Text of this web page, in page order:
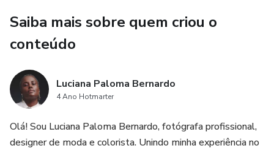
Saiba mais sobre quem criou o
conteúdo
Luciana Paloma Bernardo
4 Ano Hotmarter
Olá! Sou Luciana Paloma Bernardo, fotógrafa profissional,
designer de moda e colorista. Unindo minha experiência no